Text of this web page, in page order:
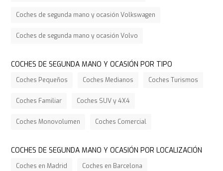
Coches de segunda mano y ocasión Volkswagen
Coches de segunda mano y ocasión Volvo
COCHES DE SEGUNDA MANO Y OCASIÓN POR TIPO
Coches Pequeños Coches Medianos Coches Turismos
Coches Familiar Coches SUV y 4X4
Coches Monovolumen Coches Comercial
COCHES DE SEGUNDA MANO Y OCASIÓN POR LOCALIZACIÓN
Coches en Madrid Coches en Barcelona